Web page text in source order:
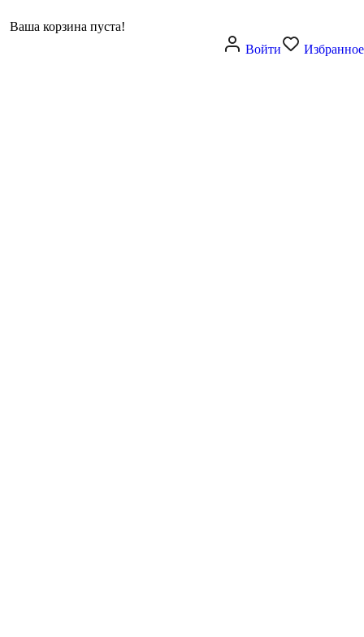
Ваша корзина пуста!
Избранное
Войти